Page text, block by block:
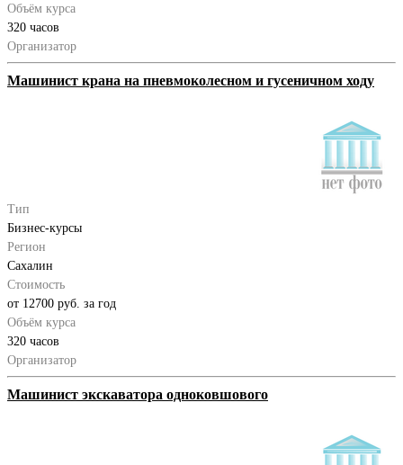
Объём курса
320 часов
Организатор
Машинист крана на пневмоколесном и гусеничном ходу
Тип
Бизнес-курсы
Регион
Сахалин
Стоимость
от 12700 руб. за год
Объём курса
320 часов
Организатор
Машинист экскаватора одноковшового